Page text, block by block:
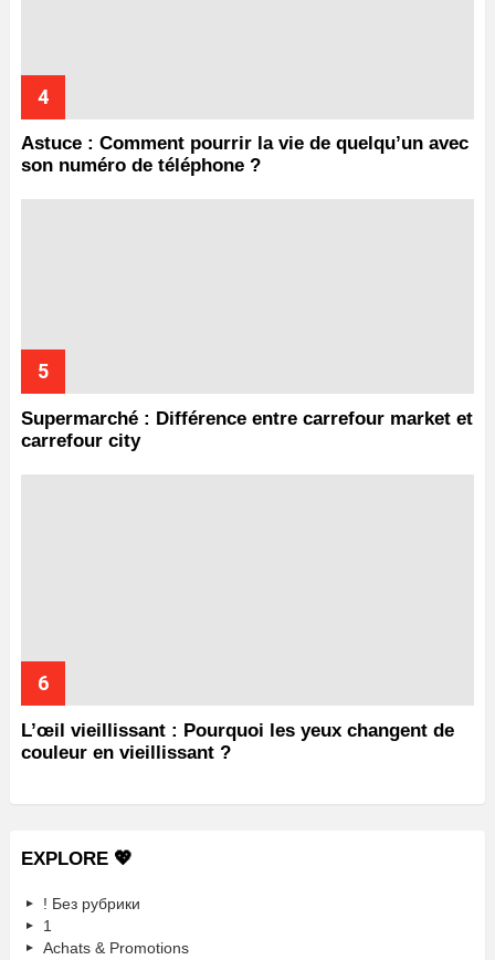
Astuce : Comment pourrir la vie de quelqu’un avec
son numéro de téléphone ?
Supermarché : Différence entre carrefour market et
carrefour city
L’œil vieillissant : Pourquoi les yeux changent de
couleur en vieillissant ?
EXPLORE 💖
! Без рубрики
1
Achats & Promotions